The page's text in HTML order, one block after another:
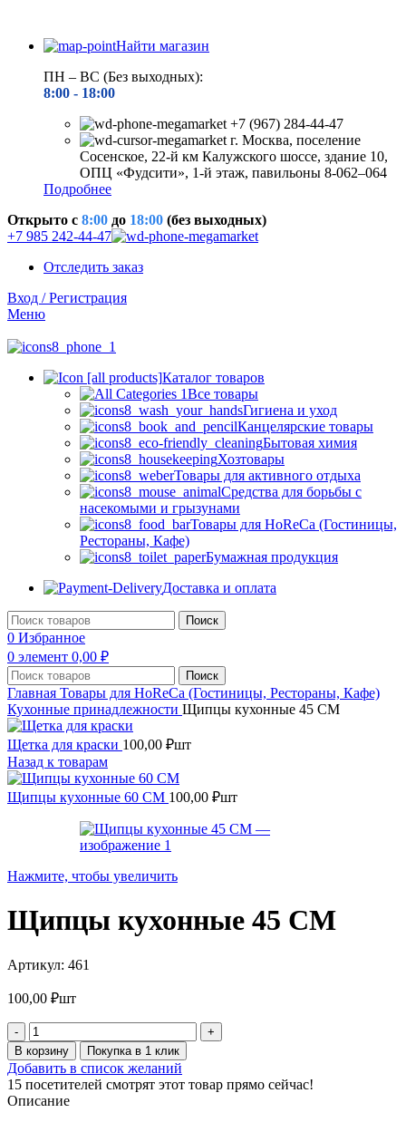
Найти магазин
ПН – ВС (Без выходных):
8:00 - 18:00
+7 (967) 284-44-47
г. Москва, поселение
Сосенское, 22-й км Калужского шоссе, здание 10,
ОПЦ «Фудсити», 1-й этаж, павильоны 8-062–064
Подробнее
Открыто c 8:00 до 18:00 (без выходных)
+7 985 242-44-47
Отследить заказ
Вход / Регистрация
Меню
Каталог товаров
Все товары
Гигиена и уход
Канцелярские товары
Бытовая химия
Хозтовары
Товары для активного отдыха
Средства для борьбы с
насекомыми и грызунами
Товары для HoReCa (Гостиницы,
Рестораны, Кафе)
Бумажная продукция
Доставка и оплата
Поиск
0 Избранное
0 элемент 0,00 ₽
Поиск
Главная Товары для HoReCa (Гостиницы, Рестораны, Кафе)
Кухонные принадлежности Щипцы кухонные 45 СМ
Щетка для краски 100,00 ₽шт
Назад к товарам
Щипцы кухонные 60 СМ 100,00 ₽шт
Нажмите, чтобы увеличить
Щипцы кухонные 45 СМ
Артикул: 461
100,00 ₽шт
Количество
товара
Щипцы
кухонные
45
СМ
В корзину Покупка в 1 клик
Добавить в список желаний
15 посетителей смотрят этот товар прямо сейчас!
Описание